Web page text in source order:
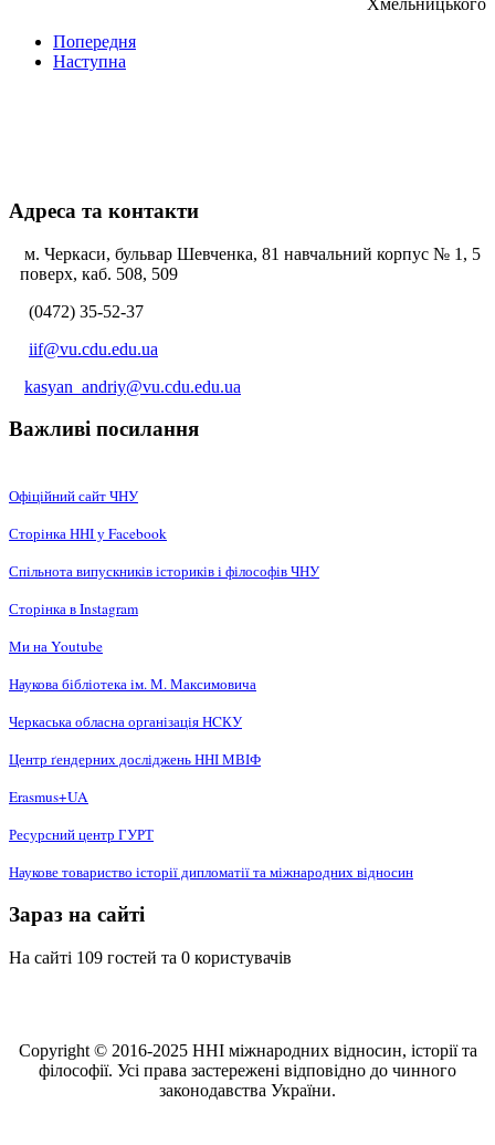
Хмельницького
Попередня
Наступна
Адреса та контакти
м. Черкаси, бульвар Шевченка, 81 навчальний корпус № 1, 5
поверх, каб. 508, 509
(0472) 35-52-37
iif@vu.cdu.edu.ua
kasyan_andriy@vu.cdu.edu.ua
Важливі посилання
Офіційний сайт ЧНУ
Сторінка ННІ у Facebook
Спільнота випускників істориків і філософів ЧНУ
Сторінка в Instagram
Ми на Youtube
Наукова бібліотека ім. М. Максимовича
Черкаська обласна організація НCКУ
Центр ґендерних досліджень ННІ МВІФ
Erasmus+UA
Ресурсний центр ГУРТ
Наукове товариство історії дипломатії та міжнародних відносин
Зараз на сайті
На сайті 109 гостей та 0 користувачів
Copyright © 2016-2025 ННІ міжнародних відносин, історії та
філософії. Усі права застережені відповідно до чинного
законодавства України.